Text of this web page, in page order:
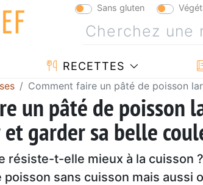
Sans gluten
RECETTES
Comment faire un pâté de poisson
un pâté de poisson
garder sa belle
résiste-t-elle mieux à la cuisson ?
sans cuisson mais aussi